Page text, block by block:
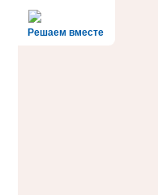
Решаем вместе